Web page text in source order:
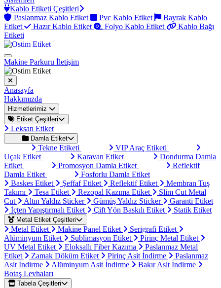
Kablo Etiketi Çeşitleri
Paslanmaz Kablo Etiket
Pvc Kablo Etiket
Bayrak Kablo
Etiket
Hazır Kablo Etiket Folyo Kablo Etiket
Kablo Bağı
Etiketi
Makine Parkuru İletişim
Anasayfa
Hakkımızda
Hizmetlerimiz
Etiket Çeşitleri
Leksan Etiket
Damla Etiket
Tekne Etiketi
VIP Araç Etiketi
Uçak Etiket
Karavan Etiket
Dondurma Damla
Etiket
Promosyon Damla Etiket
Reflektif
Damla Etiket
Fosforlu Damla Etiket
Baskes Etiket
Şeffaf Etiket Reflektif Etiket
Membran Tuş
Takımı
Tesa Etiket Rezopal Kazıma Etiket
Slim Cut Metal
Cut
Altın Yaldız Sticker Gümüş Yaldız Sticker
Garanti Etiket
İçten Yapıştırmalı Etiket
Çift Yön Baskılı Etiket Statik Etiket
Metal Etiket Çeşitleri
Metal Etiket Makine Panel Etiket
Serigrafi Etiket
Alüminyum Etiket
Sublimasyon Etiket
Pirinç Metal Etiket
UV Metal Etiket
Eloksallı Fiber Kazıma
Paslanmaz Metal
Etiket
Zamak Döküm Etiket Pirinç Asit İndirme
Paslanmaz
Asit İndirme
Alüminyum Asit İndirme
Bakır Asit İndirme
Botaş Levhaları
Tabela Çeşitleri